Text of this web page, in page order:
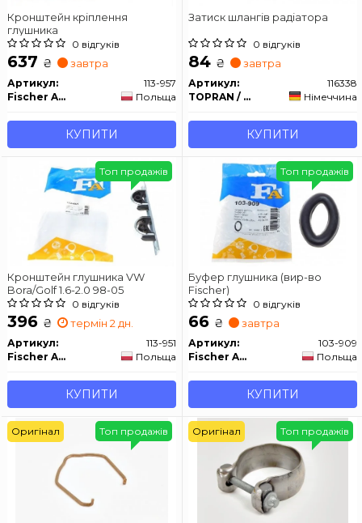
Кронштейн кріплення
глушника
0 відгуків
637 ₴ завтра
Артикул:
113-957
Fischer Automotive One (FA1)
Польща
КУПИТИ
Затиск шлангів радіатора
0 відгуків
84 ₴ завтра
Артикул:
116338
TOPRAN / HANS PRIES
Німеччина
КУПИТИ
Кронштейн глушника VW
Bora/Golf 1.6-2.0 98-05
0 відгуків
396 ₴ термін 2 дн.
Артикул:
113-951
Fischer Automotive One (FA1)
Польща
КУПИТИ
Топ продажів
Буфер глушника (вир-во
Fischer)
0 відгуків
66 ₴ завтра
Артикул:
103-909
Fischer Automotive One (FA1)
Польща
КУПИТИ
Топ продажів
Топ продажів
Оригінал Топ продажів
Оригінал